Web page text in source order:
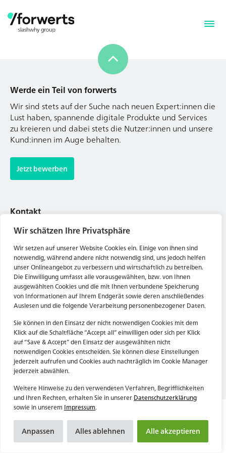
Wir schätzen Ihre Privatsphäre
Wir setzen auf unserer Website Cookies ein. Einige von ihnen sind
notwendig, während andere nicht notwendig sind, uns jedoch helfen
unser Onlineangebot zu verbessern und wirtschaftlich zu betreiben.
Die Einwilligung umfasst alle vorausgewählten, bzw. von Ihnen
ausgewählten Cookies und die mit Ihnen verbundene Speicherung
von Informationen auf Ihrem Endgerät sowie deren anschließendes
Auslesen und die folgende Verarbeitung personenbezogener Daten.
Sie können in den Einsatz der nicht notwendigen Cookies mit dem
Klick auf die Schaltfläche “Accept all” einwilligen oder sich per Klick
auf “Save & Accept” den Einsatz der ausgewählten nicht
notwendigen Cookies entscheiden. Sie können diese Einstellungen
jederzeit aufrufen und Cookies auch nachträglich im Cookie Manager
jederzeit abwählen.
Weitere Hinweise zu den verwendeten Verfahren, Begrifflichkeiten
und Ihren Rechten, erhalten Sie in unsererDatenschutzerklärung
sowie in unserem Impressum.
Anpassen Alles ablehnen Alle akzeptieren
Werde ein Teil von forwerts
Wir sind stets auf der Suche nach neuen Expert:innen die
Lust haben, spannende digitale Produkte und Services
zu kreieren und dabei stets die Nutzer:innen und unsere
Jetzt bewerben
Tel. Zentrale: +49 (69) 27273681
E-Mail: kontakt@forwerts.com
60311 Frankfurt am Main
74072 Heilbronn
→ Anfahrtsplan Heilbronn
Datenschutzerklärung
Impressum
Werde ein Teil von forwerts
Wir sind stets auf der Suche nach neuen Expert:innen die
Lust haben, spannende digitale Produkte und Services
zu kreieren und dabei stets die Nutzer:innen und unsere
Kund:innen im Auge behalten.
Jetzt bewerben
Kontakt
Tel. Zentrale: +49 (69) 27273681
E-Mail: kontakt@forwerts.com
FFM – Friedensstraße 11
60311 Frankfurt am Main
→ Anfahrtsplan Frankfurt
HN – Gymnasiumstraße 35
74072 Heilbronn
→ Anfahrtsplan Heilbronn
Datenschutzerklärung
Impressum